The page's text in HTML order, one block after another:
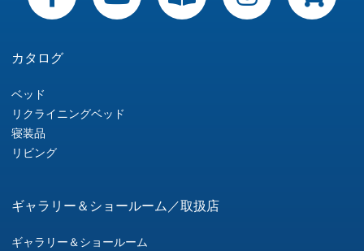
カタログ
ベッド
リクライニングベッド
寝装品
リビング
ギャラリー＆ショールーム／取扱店
ギャラリー＆ショールーム